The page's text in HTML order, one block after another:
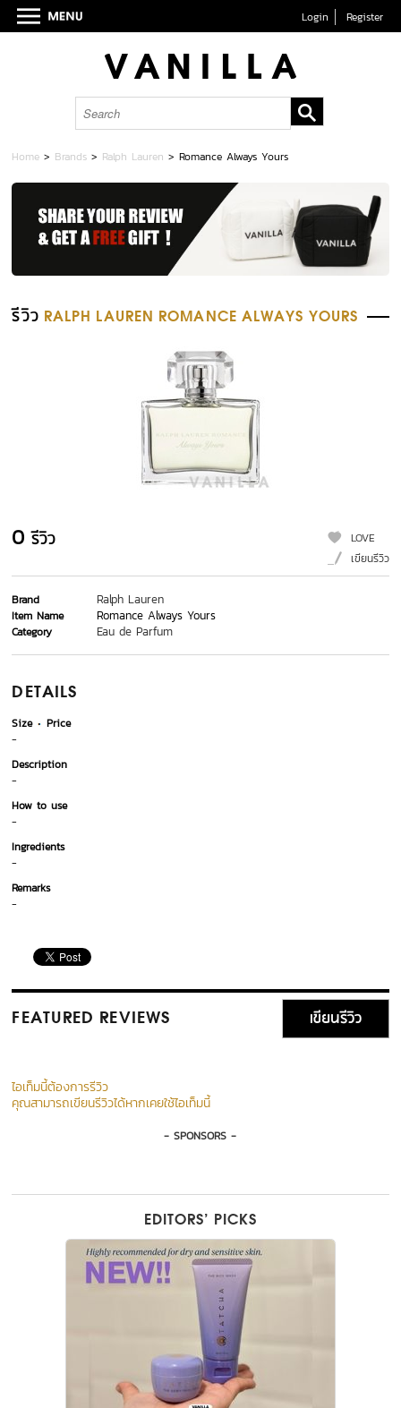
Login Register
Home > Brands > Ralph Lauren >Romance Always Yours
รีวิว RALPH LAUREN ROMANCE ALWAYS YOURS
0 รีวิว
LOVE
เขียนรีวิว
Brand Ralph Lauren
Item Name Romance Always Yours
Category Eau de Parfum
DETAILS
Size
Price
-
Description
-
How to use
-
Ingredients
-
Remarks
-
FEATURED REVIEWS เขียนรีวิว
ไอเท็มนี้ต้องการรีวิว
คุณสามารถเขียนรีวิวได้หากเคยใช้ไอเท็มนี้
- SPONSORS -
EDITORS’ PICKS